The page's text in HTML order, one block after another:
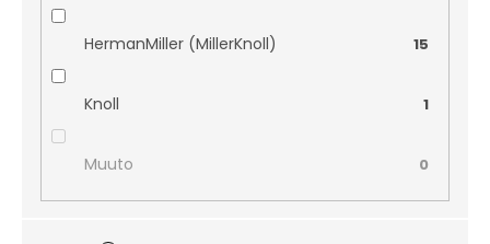
HermanMiller (MillerKnoll) 15
Knoll 1
Muuto 0